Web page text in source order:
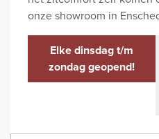
onze showroom in
Elke dinsdag t/m
zondag geopend!